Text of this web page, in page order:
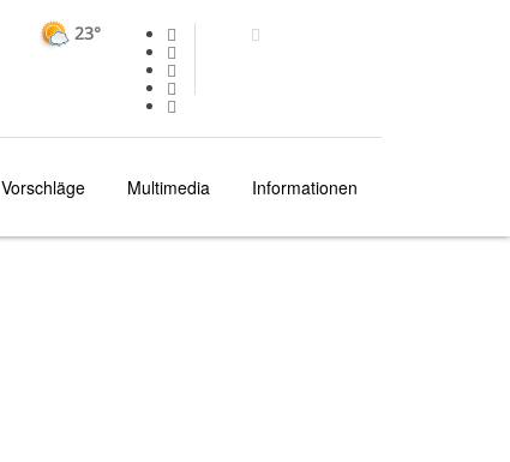
23°
Vorschläge Multimedia Informationen